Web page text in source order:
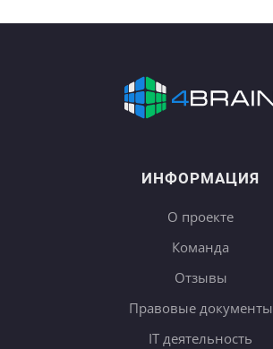
ИНФОРМАЦИЯ
О проекте
Команда
Отзывы
Правовые документы
IT деятельность